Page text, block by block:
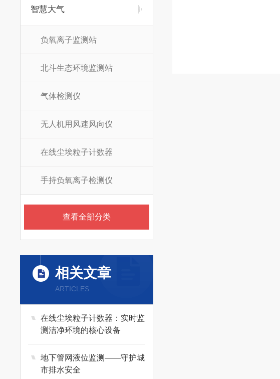
智慧大气
负氧离子监测站
北斗生态环境监测站
气体检测仪
无人机用风速风向仪
在线尘埃粒子计数器
手持负氧离子检测仪
查看全部分类
相关文章
ARTICLES
在线尘埃粒子计数器：实时监
测洁净环境的核心设备
地下管网液位监测——守护城
市排水安全